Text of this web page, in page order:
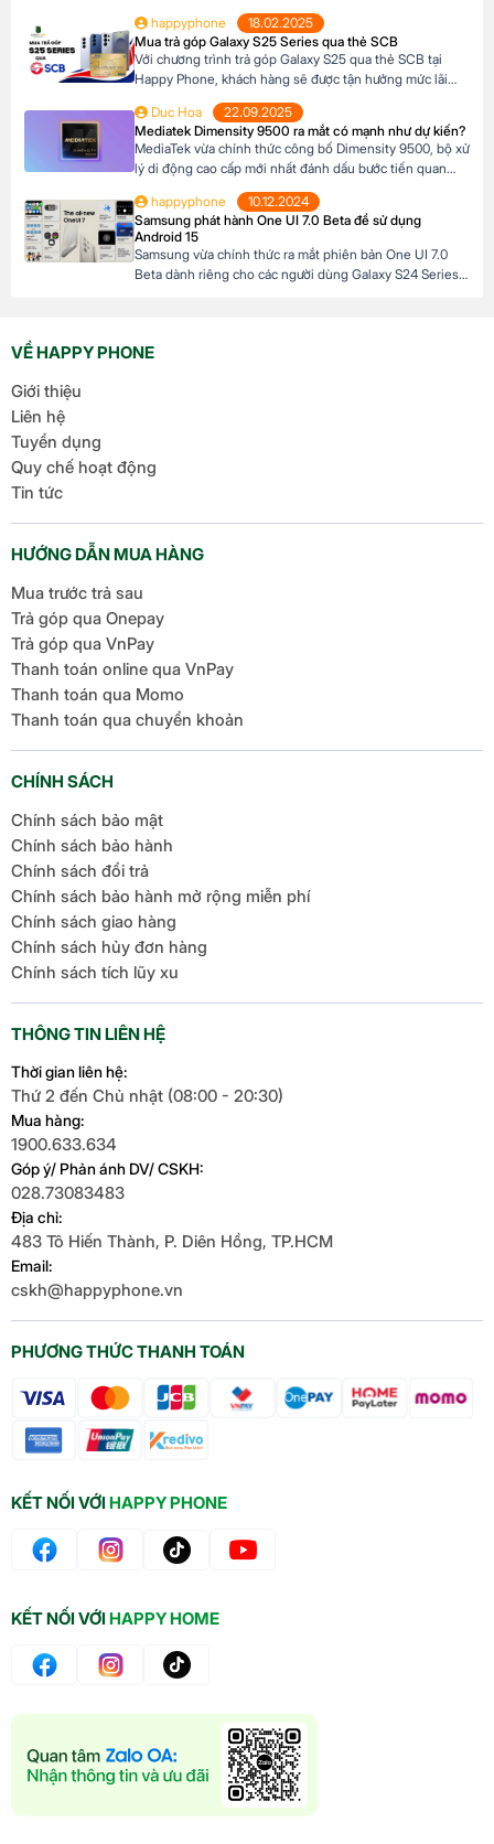
linh hoạt lựa chọn kỳ hạn trả góp từ 3 đến 12 tháng, phù
hợp với khả năng tài chính của mình. […]
happyphone
18.02.2025
Mua trả góp Galaxy S25 Series qua thẻ SCB
Với chương trình trả góp Galaxy S25 qua thẻ SCB tại
Happy Phone, khách hàng sẽ được tận hưởng mức lãi
suất cực kỳ ưu đãi. Đặc biệt, khách hàng có thể linh hoạt
lựa chọn kỳ hạn trả góp từ 3 đến 12 tháng, phù hợp với
khả năng tài chính của mình. Mục […]
Duc Hoa
22.09.2025
Mediatek Dimensity 9500 ra mắt có mạnh như dự kiến?
MediaTek vừa chính thức công bố Dimensity 9500, bộ xử
lý di động cao cấp mới nhất đánh dấu bước tiến quan
trọng trong dòng sản phẩm flagship của hãng. Với kiến
trúc tiên tiến và các tối ưu hóa tập trung vào hiệu suất,
hiệu quả năng lượng cùng trí tuệ nhân tạo, Dimensity […]
happyphone
10.12.2024
Samsung phát hành One UI 7.0 Beta để sử dụng
Android 15
Samsung vừa chính thức ra mắt phiên bản One UI 7.0
Beta dành riêng cho các người dùng Galaxy S24 Series,
[…]
VỀ HAPPY PHONE
Giới thiệu
Liên hệ
Tuyển dụng
Quy chế hoạt động
Tin tức
HƯỚNG DẪN MUA HÀNG
Mua trước trả sau
Trả góp qua Onepay
Trả góp qua VnPay
Thanh toán online qua VnPay
Thanh toán qua Momo
Thanh toán qua chuyển khoản
PHƯƠNG THỨC THANH TOÁN
KẾT NỐI VỚIHAPPY PHONE
CHÍNH SÁCH
Chính sách bảo mật
Chính sách bảo hành
Chính sách đổi trả
Chính sách bảo hành mở rộng miễn phí
Chính sách giao hàng
Chính sách hủy đơn hàng
Chính sách tích lũy xu
THÔNG TIN LIÊN HỆ
Thời gian liên hệ:
Thứ 2 đến Chủ nhật (08:00 - 20:30)
Mua hàng:
1900.633.634
Góp ý/ Phản ánh DV/ CSKH:
028.73083483
Địa chỉ:
483 Tô Hiến Thành, P. Diên Hồng, TP.HCM
Email:
cskh@happyphone.vn
KẾT NỐI VỚIHAPPY HOME